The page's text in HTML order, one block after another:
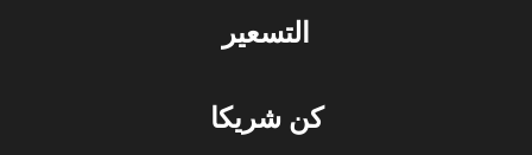
التسعير
كن شريكا